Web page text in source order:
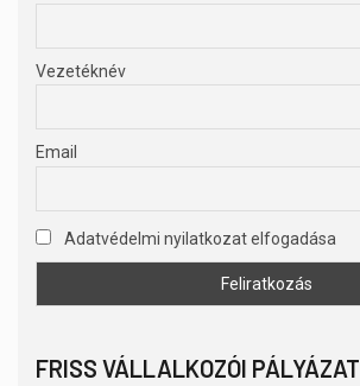
Vezetéknév
Email
Adatvédelmi nyilatkozat elfogadása
FRISS VÁLLALKOZÓI PÁLYÁZAT